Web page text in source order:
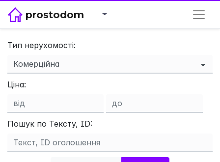
prostodom
Тип нерухомості:
Ціна:
Пошук по Тексту, ID: